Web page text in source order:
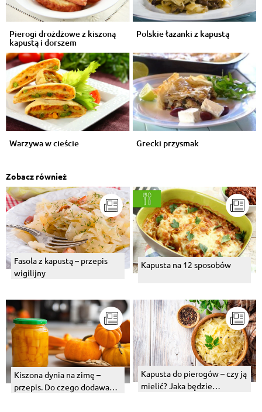
Pierogi drożdżowe z kiszoną
kapustą i dorszem
Polskie łazanki z kapustą
Warzywa w cieście Grecki przysmak
Zobacz również
Fasola z kapustą – przepis
wigilijny
Kapusta na 12 sposobów
Kiszona dynia na zimę –
przepis. Do czego dodawać?
Kapusta do pierogów – czy ją
mielić? Jaka będzie